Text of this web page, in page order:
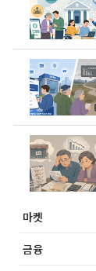
마켓
금융